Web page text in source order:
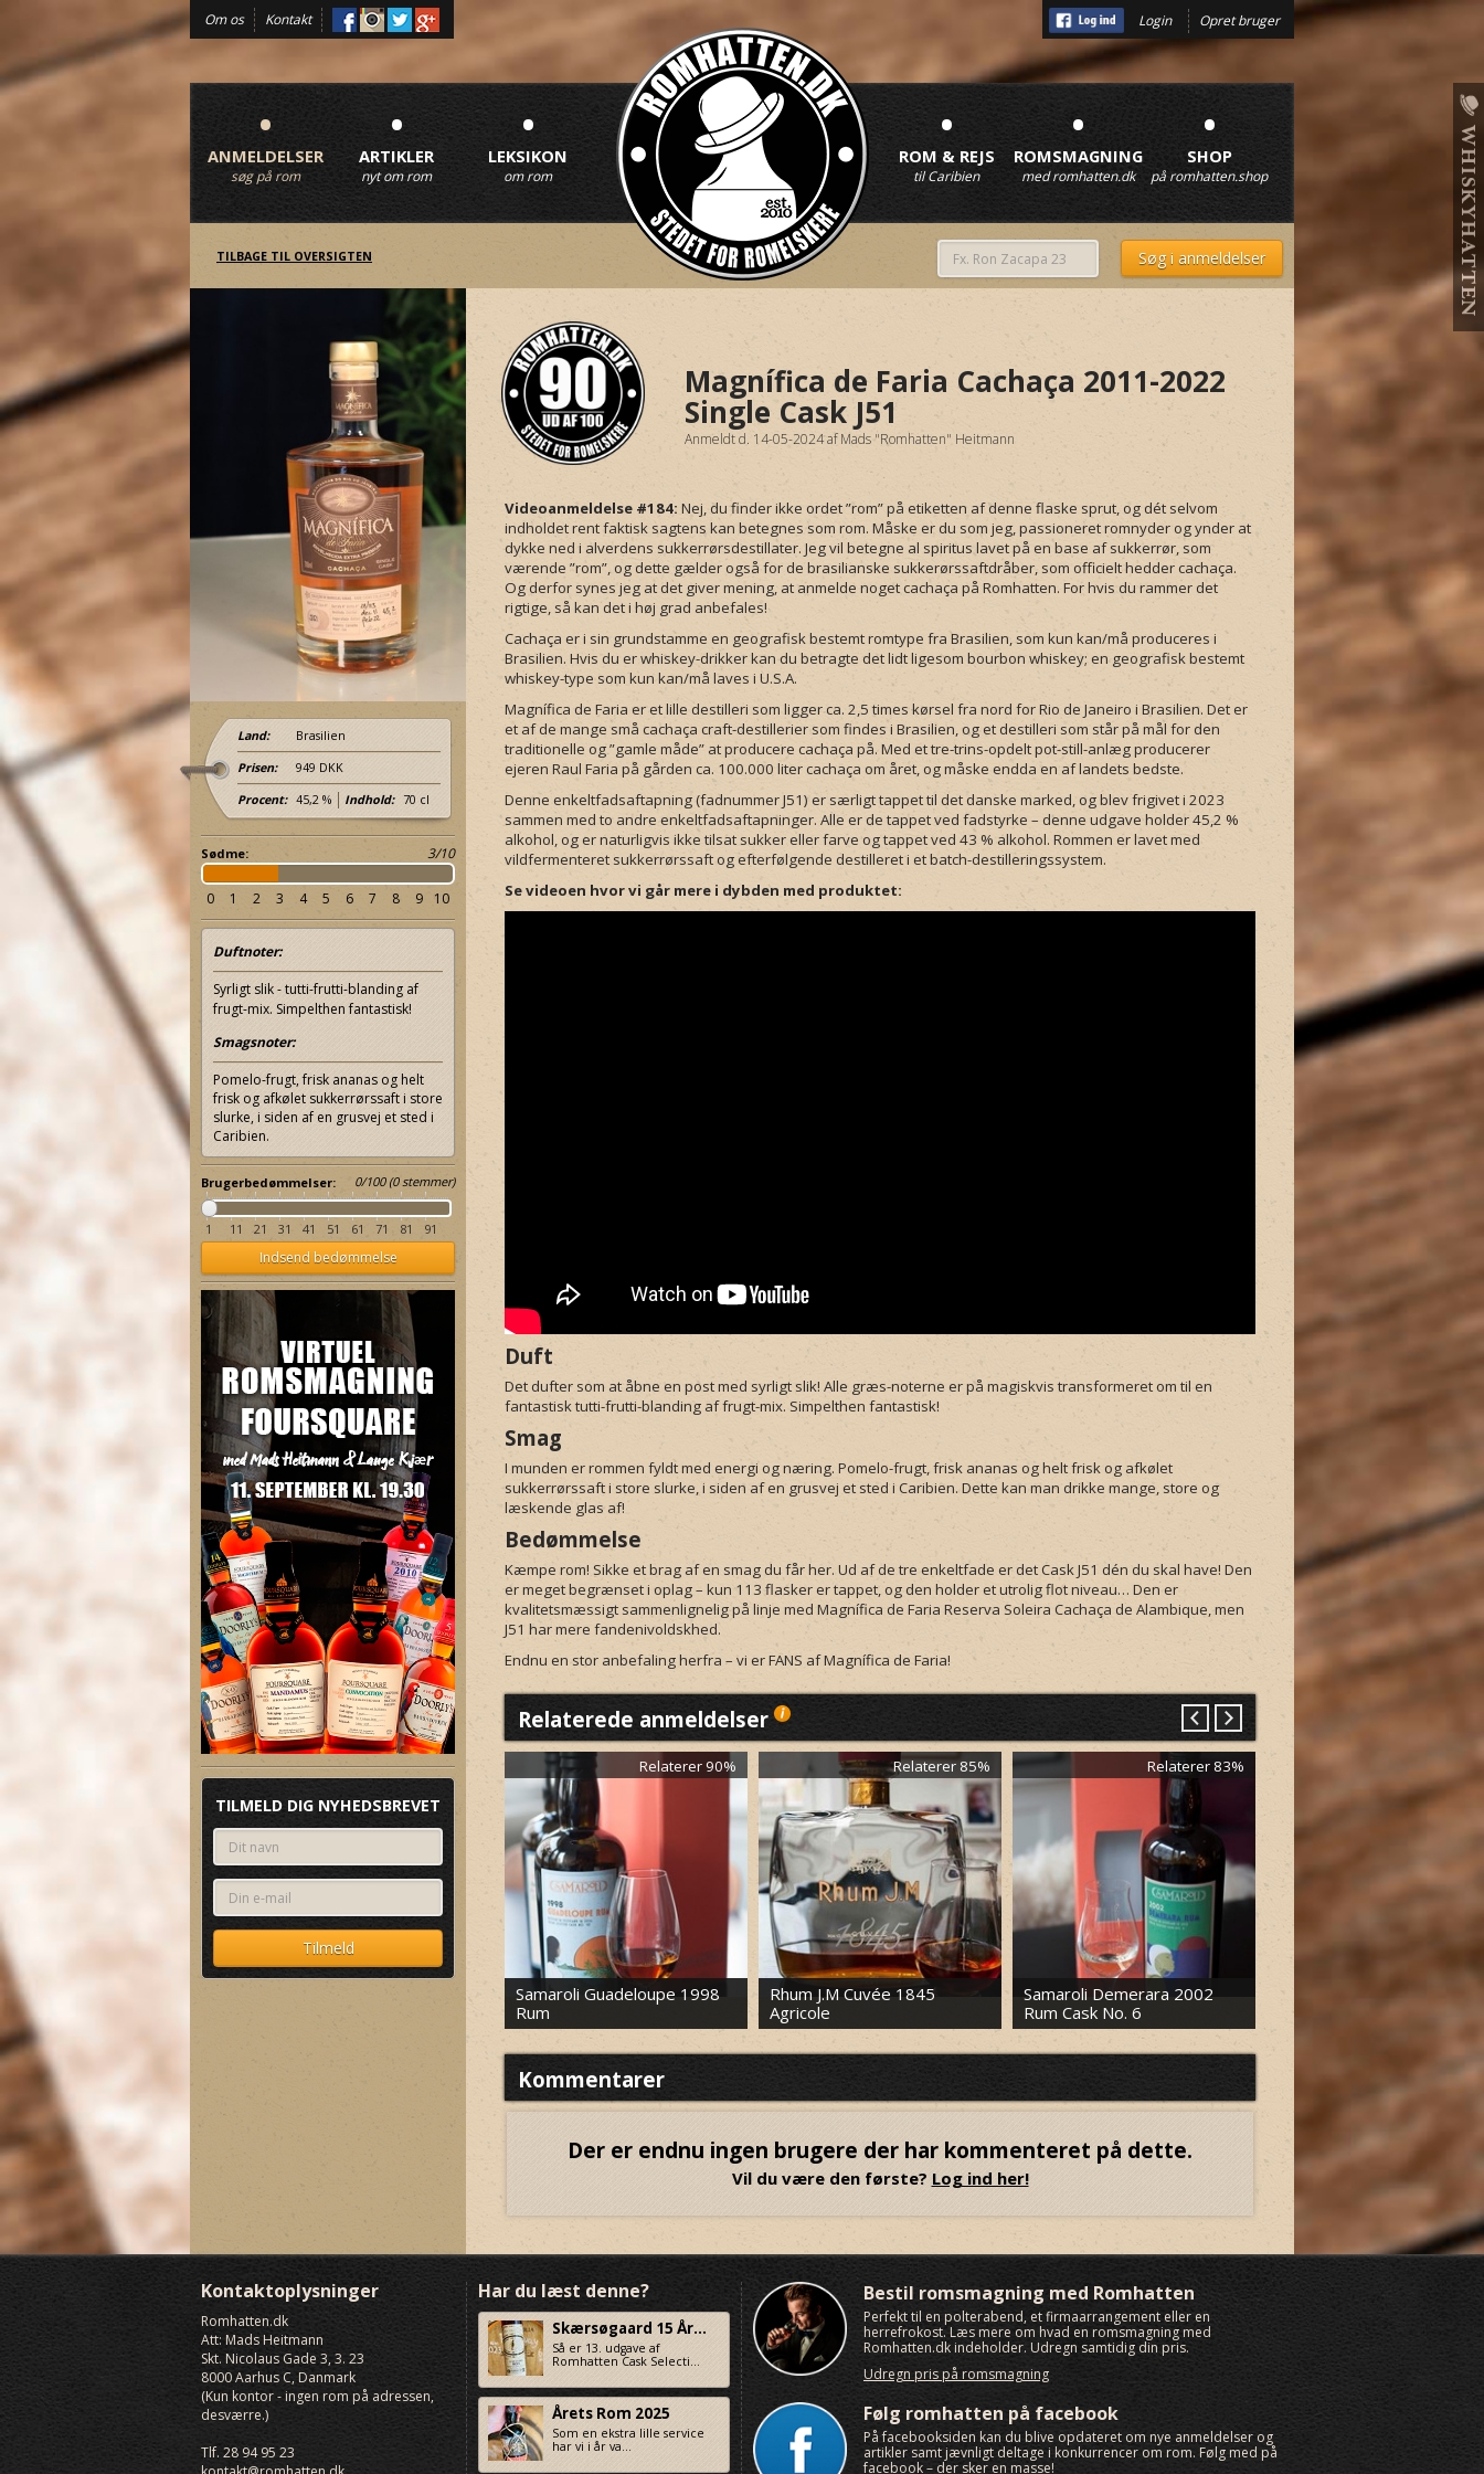
Om os Kontakt Login Opret bruger
•
ANMELDELSER
søg på rom
•
ARTIKLER
nyt om rom
•
LEKSIKON
om rom
•
ROM & REJS
til Caribien
•
ROMSMAGNING
med romhatten.dk
•
SHOP
på romhatten.shop
TILBAGE TIL OVERSIGTEN
Magnífica de Faria Cachaça 2011-2022
Single Cask J51
Anmeldt d. 14-05-2024 afMads "Romhatten" Heitmann
Videoanmeldelse #184: Nej, du finder ikke ordet ”rom” på etiketten af denne flaske sprut, og dét selvom
indholdet rent faktisk sagtens kan betegnes som rom. Måske er du som jeg, passioneret romnyder og ynder at
dykke ned i alverdens sukkerrørsdestillater. Jeg vil betegne al spiritus lavet på en base af sukkerrør, som
værende ”rom”, og dette gælder også for de brasilianske sukkerørssaftdråber, som officielt hedder cachaça.
Og derfor synes jeg at det giver mening, at anmelde noget cachaça på Romhatten. For hvis du rammer det
rigtige, så kan det i høj grad anbefales!
Cachaça er i sin grundstamme en geografisk bestemt romtype fra Brasilien, som kun kan/må produceres i
Brasilien. Hvis du er whiskey-drikker kan du betragte det lidt ligesom bourbon whiskey; en geografisk bestemt
whiskey-type som kun kan/må laves i U.S.A.
Magnífica de Faria er et lille destilleri som ligger ca. 2,5 times kørsel fra nord for Rio de Janeiro i Brasilien. Det er
et af de mange små cachaça craft-destillerier som findes i Brasilien, og et destilleri som står på mål for den
traditionelle og ”gamle måde” at producere cachaça på. Med et tre-trins-opdelt pot-still-anlæg producerer
ejeren Raul Faria på gården ca. 100.000 liter cachaça om året, og måske endda en af landets bedste.
Denne enkeltfadsaftapning (fadnummer J51) er særligt tappet til det danske marked, og blev frigivet i 2023
sammen med to andre enkeltfadsaftapninger. Alle er de tappet ved fadstyrke – denne udgave holder 45,2 %
alkohol, og er naturligvis ikke tilsat sukker eller farve og tappet ved 43 % alkohol. Rommen er lavet med
vildfermenteret sukkerrørssaft og efterfølgende destilleret i et batch-destilleringssystem.
Se videoen hvor vi går mere i dybden med produktet:
Duft
Det dufter som at åbne en post med syrligt slik! Alle græs-noterne er på magiskvis transformeret om til en
fantastisk tutti-frutti-blanding af frugt-mix. Simpelthen fantastisk!
Smag
I munden er rommen fyldt med energi og næring. Pomelo-frugt, frisk ananas og helt frisk og afkølet
sukkerrørssaft i store slurke, i siden af en grusvej et sted i Caribien. Dette kan man drikke mange, store og
læskende glas af!
Bedømmelse
Kæmpe rom! Sikke et brag af en smag du får her. Ud af de tre enkeltfade er det Cask J51 dén du skal have! Den
er meget begrænset i oplag – kun 113 flasker er tappet, og den holder et utrolig flot niveau… Den er
kvalitetsmæssigt sammenlignelig på linje med Magnífica de Faria Reserva Soleira Cachaça de Alambique, men
J51 har mere fandenivoldskhed.
Endnu en stor anbefaling herfra – vi er FANS af Magnífica de Faria!
Relaterede anmeldelser
Relaterer 8%
Unhiq XO Malt Rum
Relaterer 8%
Chairman's Reserve 13
Relaterer 90%
Samaroli Guadeloupe 1998
Rum
Relaterer 85%
Rhum J.M Cuvée 1845
Agricole
Relaterer 83%
Samaroli Demerara 2002
Rum Cask No. 6
Relaterer
Neisson Agricole Le Rhum
XO par Neisson
Kommentarer
Der er endnu ingen brugere der har kommenteret på dette.
Vil du være den første? Log ind her!
Land: Brasilien
Prisen: 949 DKK
Procent: 45,2 % Indhold: 70 cl
Sødme: 3/10
0 1 2 3 4 5 6 7 8 9 10
Duftnoter:
Syrligt slik - tutti-frutti-blanding af
frugt-mix. Simpelthen fantastisk!
Smagsnoter:
Pomelo-frugt, frisk ananas og helt
frisk og afkølet sukkerrørssaft i store
slurke, i siden af en grusvej et sted i
Caribien.
Brugerbedømmelser: 0/100(0stemmer)
1 11 21 31 41 51 61 71 81 91
Indsend bedømmelse
TILMELD DIG NYHEDSBREVET
Kontaktoplysninger
Romhatten.dk
Att: Mads Heitmann
Skt. Nicolaus Gade 3, 3. 23
8000Aarhus C, Danmark
(Kun kontor - ingen rom på adressen,
desværre.)
Tlf. 28 94 95 23
Har du læst denne?
Skærsøgaard 15 År...
Så er 13. udgave af
Romhatten Cask Selecti...
Årets Rom 2025
Som en ekstra lille service
har vi i år va...
Bestil romsmagning med Romhatten
Perfekt til en polterabend, et firmaarrangement eller en
herrefrokost. Læs mere om hvad en romsmagning med
Romhatten.dk indeholder. Udregn samtidig din pris.
Udregn pris på romsmagning
Følg romhatten på facebook
På facebooksiden kan du blive opdateret om nye anmeldelser og
artikler samt jævnligt deltage i konkurrencer om rom. Følg med på
facebook – der sker en masse!